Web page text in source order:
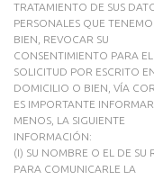
TRATAMIENTO DE SUS
PERSONALES QUE
BIEN, REVOCAR SU
CONSENTIMIENTO PARA
SOLICITUD POR ESCRITO
DOMICILIO O BIEN, VÍA
ES IMPORTANTE
MENOS, LA SIGUIENTE
INFORMACIÓN:
(I) SU NOMBRE O EL DE SU
PARA COMUNICARLE LA